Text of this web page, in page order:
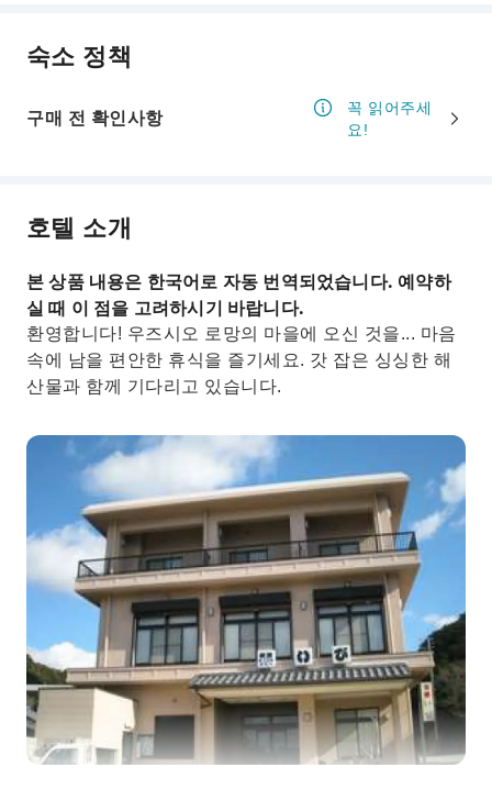
숙소 정책
구매 전 확인사항
꼭 읽어주세
요!
호텔 소개
본 상품 내용은 한국어로 자동 번역되었습니다. 예약하
실 때 이 점을 고려하시기 바랍니다.
환영합니다! 우즈시오 로망의 마을에 오신 것을... 마음
속에 남을 편안한 휴식을 즐기세요. 갓 잡은 싱싱한 해
산물과 함께 기다리고 있습니다.